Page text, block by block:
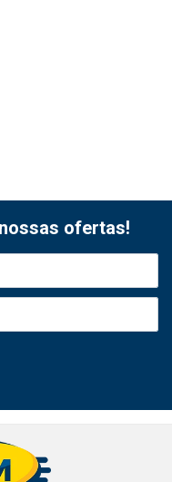
ofertas!